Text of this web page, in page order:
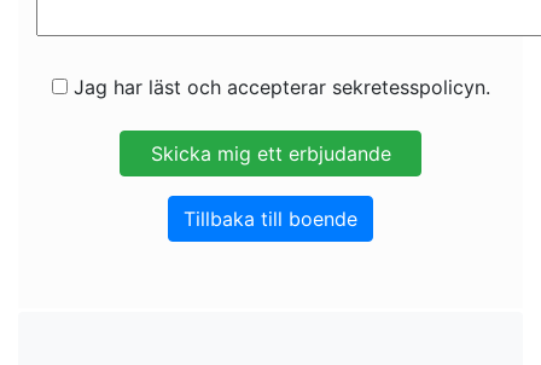
Jag har läst och accepterar sekretesspolicyn.
Tillbaka till boende